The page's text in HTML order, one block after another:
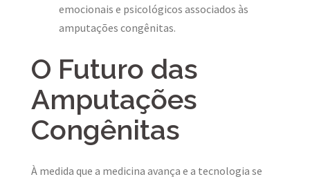
emocionais e psicológicos associados às
amputações congênitas.
O Futuro das
Amputações
Congênitas
À medida que a medicina avança e a tecnologia se